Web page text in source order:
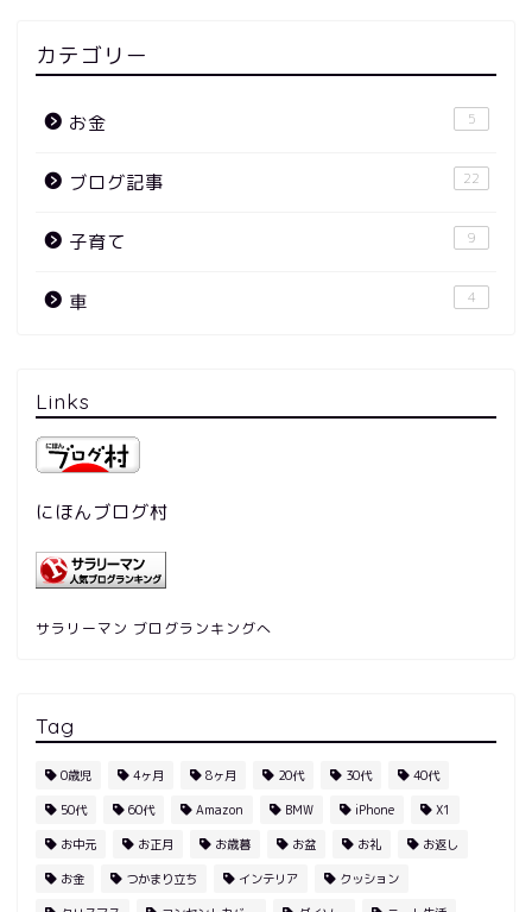
カテゴリー
お金 5
ブログ記事 22
子育て 9
車 4
Links
にほんブログ村
サラリーマン ブログランキングへ
Tag
0歳児 4ヶ月 8ヶ月 20代 30代 40代
50代 60代 Amazon BMW iPhone X1
お中元 お正月 お歳暮 お盆 お礼 お返し
お金 つかまり立ち インテリア クッション